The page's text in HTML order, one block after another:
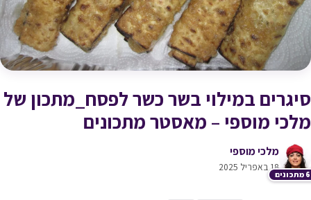
סיגרים במילוי בשר כשר לפסח_מתכון של
מלכי מוספי – מאסטר מתכונים
מלכי מוספי
18 באפריל 2025